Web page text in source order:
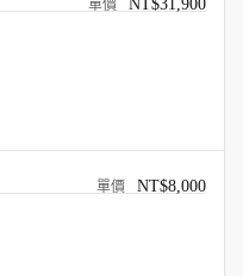
NT$31,900
NT$8,000